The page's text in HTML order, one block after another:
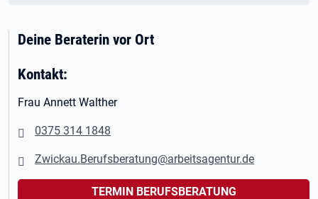
Deine Beraterin vor Ort
Kontakt:
Frau Annett Walther
0375 314 1848
Zwickau.Berufsberatung@arbeitsagentur.de
TERMIN BERUFSBERATUNG